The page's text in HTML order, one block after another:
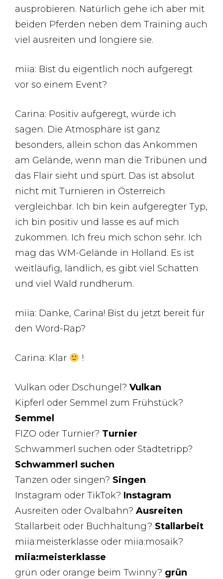
ausprobieren. Natürlich gehe ich aber mit
beiden Pferden neben dem Training auch
viel ausreiten und longiere sie.
miia: Bist du eigentlich noch aufgeregt
vor so einem Event?
Carina: Positiv aufgeregt, würde ich
sagen. Die Atmosphäre ist ganz
besonders, allein schon das Ankommen
am Gelände, wenn man die Tribünen und
das Flair sieht und spürt. Das ist absolut
nicht mit Turnieren in Österreich
vergleichbar. Ich bin kein aufgeregter Typ,
ich bin positiv und lasse es auf mich
zukommen. Ich freu mich schon sehr. Ich
mag das WM-Gelände in Holland. Es ist
weitläufig, ländlich, es gibt viel Schatten
und viel Wald rundherum.
miia: Danke, Carina! Bist du jetzt bereit für
den Word-Rap?
Carina: Klar !
Vulkan oder Dschungel? Vulkan
Kipferl oder Semmel zum Frühstück?
Semmel
FIZO oder Turnier? Turnier
Schwammerl suchen oder Städtetripp?
Schwammerl suchen
Tanzen oder singen? Singen
Instagram oder TikTok? Instagram
Ausreiten oder Ovalbahn? Ausreiten
Stallarbeit oder Buchhaltung? Stallarbeit
miia:meisterklasse oder miia:mosaik?
miia:meisterklasse
grün oder orange beim Twinny? grün